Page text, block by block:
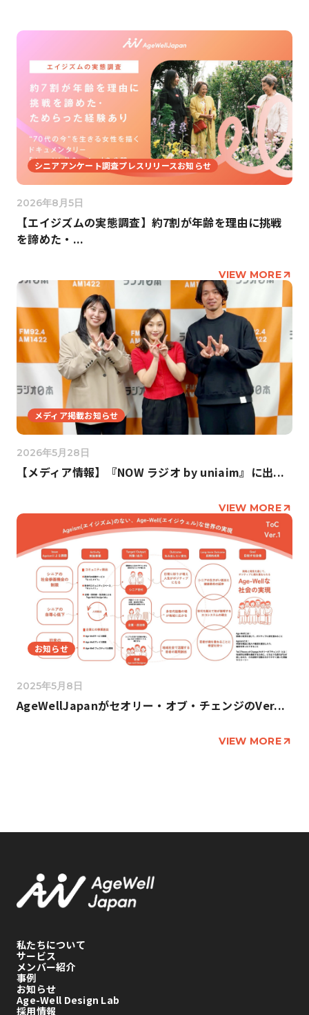
シニアアンケート調査プレスリリースお知らせ
2026年8月5日
【エイジズムの実態調査】約7割が年齢を理由に挑戦
を諦めた・...
VIEW MORE
メディア掲載お知らせ
2026年5月28日
【メディア情報】『NOW ラジオ by uniaim』に出...
VIEW MORE
お知らせ
2025年5月8日
AgeWellJapanがセオリー・オブ・チェンジのVer...
VIEW MORE
私たちについて
サービス
メンバー紹介
事例
お知らせ
Age-Well Design Lab
採用情報